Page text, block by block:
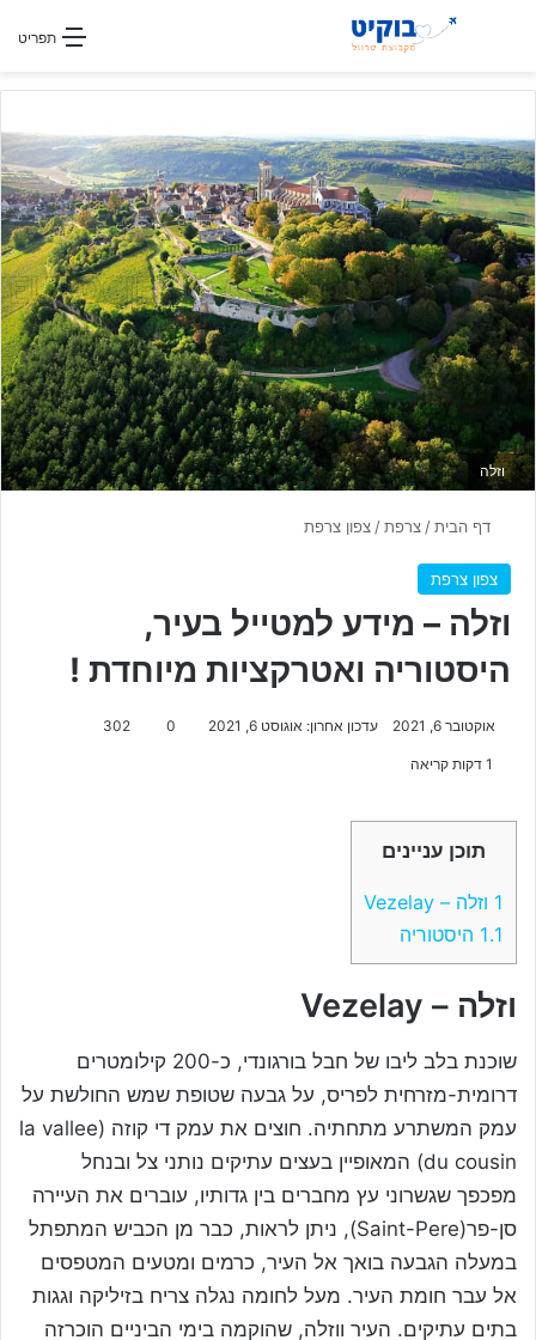
תפריט חפשו עבור
וזלה
דף הבית/ צרפת/ צפון צרפת
צפון צרפת
וזלה – מידע למטייל בעיר,
היסטוריה ואטרקציות מיוחדת !
אוקטובר 6, 2021 עדכון אחרון: אוגוסט 6, 2021 0
302
תוכן עניינים
1 וזלה – Vezelay
1.1 היסטוריה
וזלה – Vezelay
שוכנת בלב ליבו של חבל בורגונדי, כ-200 קילומטרים
דרומית-מזרחית לפריס, על גבעה שטופת שמש החולשת על
עמק המשתרע מתחתיה. חוצים את עמק די קוזה (la vallee
du cousin) המאופיין בעצים עתיקים נותני צל ובנחל
מפכפך שגשרוני עץ מחברים בין גדותיו, עוברים את העיירה
סן-פר(Saint-Pere), ניתן לראות, כבר מן הכביש המתפתל
במעלה הגבעה בואך אל העיר, כרמים ומטעים המטפסים
אל עבר חומת העיר. מעל לחומה נגלה צריח בזיליקה וגגות
בתים עתיקים. העיר ווזלה, שהוקמה בימי הביניים הוכרזה